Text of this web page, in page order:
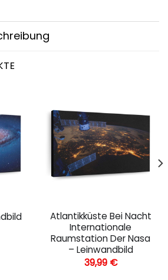
Atlantikküste Bei Nacht
Internationale
Raumstation Der Nasa
– Leinwandbild
39,99 €